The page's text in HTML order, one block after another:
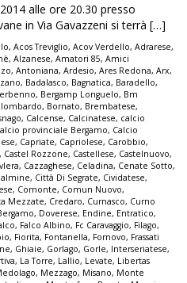
alle ore 20.30 presso
in Via Gavazzeni si terrà […]
, Acos Treviglio, Acov Verdello, Adrarese,
, Alzanese, Amatori 85, Amici
, Antoniana, Ardesio, Ares Redona, Arx,
, Badalasco, Bagnatica, Baradello,
, Bergamp Longuelo, Bm
, Bornato, Brembatese,
, Calcense, Calcinatese, calcio
provinciale Bergamo, Calcio
, Capriate, Capriolese, Carobbio,
, Castel Rozzone, Castellese, Castelnuovo,
, Cazzaghese, Celadina, Cenate Sotto,
, Città Di Segrate, Cividatese,
, Comonte, Comun Nuovo,
Mezzate, Credaro, Curnasco, Curno
, Doverese, Endine, Entratico,
, Falco Albino, Fc Caravaggio, Filago,
, Fiorita, Fontanella, Fornovo, Frassati
, Ghiaie, Gorlago, Gorle, Interseriatese,
, La Torre, Lallio, Levate, Libertas
, Mezzago, Misano, Monte